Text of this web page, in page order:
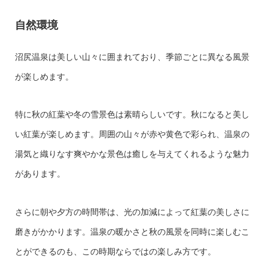
自然環境
沼尻温泉は美しい山々に囲まれており、季節ごとに異なる風景
が楽しめます。
特に秋の紅葉や冬の雪景色は素晴らしいです。秋になると美し
い紅葉が楽しめます。 周囲の山々が赤や黄色で彩られ、温泉の
湯気と織りなす爽やかな景色は癒しを与えてくれるような魅力
があります。
さらに朝や夕方の時間帯は、光の加減によって紅葉の美しさに
磨きがかかります。 温泉の暖かさと秋の風景を同時に楽しむこ
とができるのも、この時期ならではの楽しみ方です。